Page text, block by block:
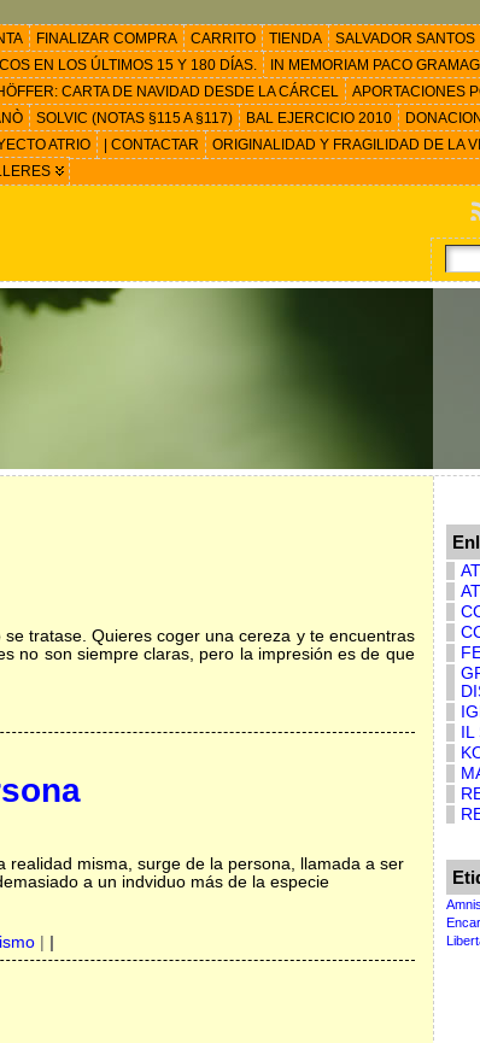
FINALIZAR COMPRA CARRITO TIENDA
SALVADOR SANTOS
EN LOS ÚLTIMOS 15 Y 180 DÍAS.
IN MEMORIAM PACO
CARTA DE NAVIDAD DESDE LA CÁRCEL
APORTACIONES
SOLVIC (NOTAS §115 A §117) BAL EJERCICIO 2010
ATRIO | CONTACTAR
ORIGINALIDAD Y FRAGILIDAD DE LA
tratase. Quieres coger una cereza y te encuentras
no son siempre claras, pero la impresión es de que
misma, surge de la persona, llamada a ser
a un indviduo más de la especie
|